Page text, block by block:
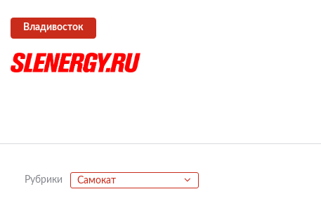
Владивосток
Рубрики Самокат